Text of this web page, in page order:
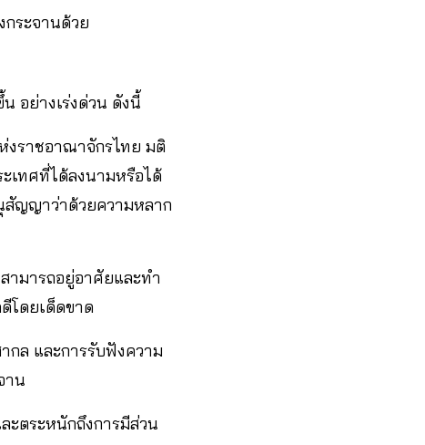
ระจานด้วย
อย่างเร่งด่วน ดังนี้
งราชอาณาจักรไทย มติ
เทศที่ได้ลงนามหรือได้
สัญญาว่าด้วยความหลาก
ามารถอยู่อาศัยและทำ
โดยเด็ดขาด
กล และการรับฟังความ
าน
ะตระหนักถึงการมีส่วน